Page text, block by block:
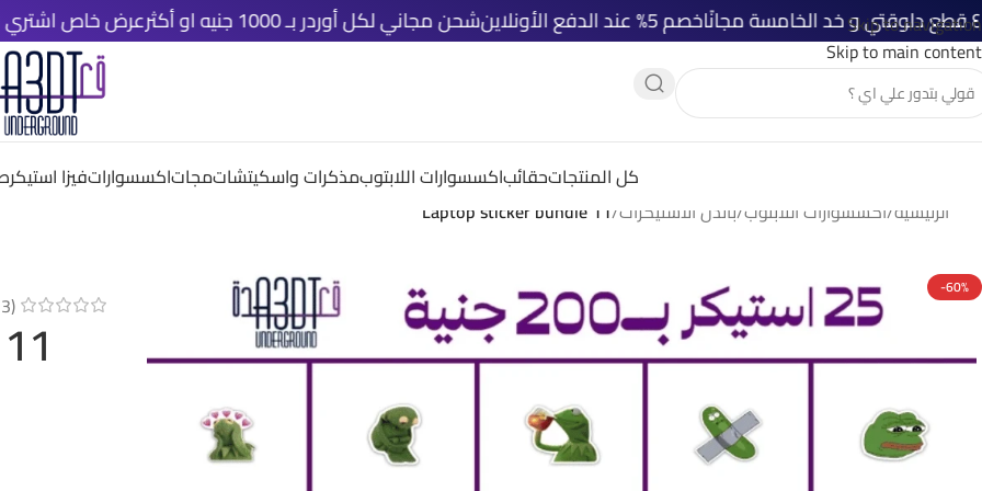
Skip to navigation
Skip to main content
عرض خاص اشتري اي ٤ قطع دلوقتي و خد الخامسة مجانًا شحن مجاني لكل أوردر بـ 1000 جنيه او أكثر خصم 5% عند الدفع الأونلاين
كل المنتجاتحقائباكسسوارات اللابتوبمذكرات واسكيتشاتمجاتاكسسواراتفيزا استيكر
الرئيسية/اكسسوارات اللابتوب/باندل الاستيكرات/
11 Laptop sticker bundle
-60%
(
311 Laptop sticker bundle